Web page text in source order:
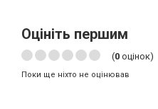
Оцініть першим
(0 оцінок)
Поки ще ніхто не оцінював